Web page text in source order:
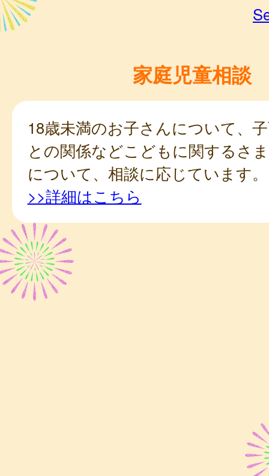
家庭児童相談
18歳未満のお子さんについて、
との関係などこどもに関するさ
について、相談に応じています。
>>詳細はこちら